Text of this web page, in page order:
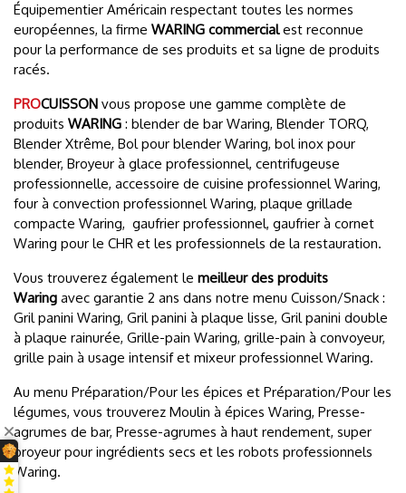
Équipementier Américain respectant toutes les normes
européennes, la firme WARING commercialest reconnue
pour la performance de ses produits et sa ligne de produits
racés.
PROCUISSON vous propose une gamme complète de
produits WARING : blender de bar Waring, Blender TORQ,
Blender Xtrême, Bol pour blender Waring, bol inox pour
blender, Broyeur à glace professionnel, centrifugeuse
professionnelle, accessoire de cuisine professionnel Waring,
four à convection professionnel Waring, plaque grillade
compacte Waring, gaufrier professionnel, gaufrier à cornet
Waring pour le CHR et les professionnels de la restauration.
Vous trouverez également le meilleur des produits
Waring avec garantie 2 ans dans notre menu Cuisson/Snack :
Gril panini Waring, Gril panini à plaque lisse, Gril panini double
à plaque rainurée, Grille-pain Waring, grille-pain à convoyeur,
grille pain à usage intensif et mixeur professionnel Waring.
Au menu Préparation/Pour les épices et Préparation/Pour les
légumes, vous trouverez Moulin à épices Waring, Presse-
agrumes de bar, Presse-agrumes à haut rendement, super
broyeur pour ingrédients secs et les robots professionnels
Waring.